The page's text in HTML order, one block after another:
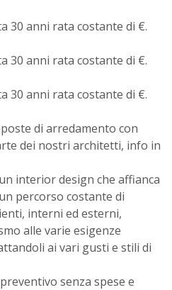
30 anni rata costante di €.
30 anni rata costante di €.
30 anni rata costante di €.
di arredamento con
dei nostri architetti, info in
interior design che affianca
percorso costante di
interni ed esterni,
alle varie esigenze
ai vari gusti e stili di
senza spese e